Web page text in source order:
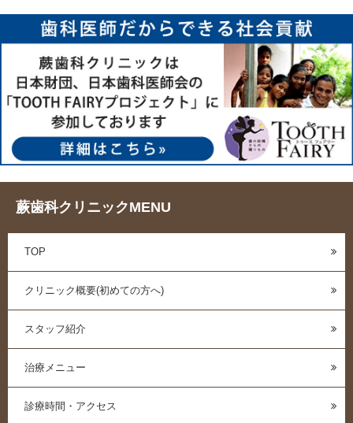
蕨歯科クリニックMENU
TOP
クリニック概要(初めての方へ)
スタッフ紹介
治療メニュー
診療時間・アクセス